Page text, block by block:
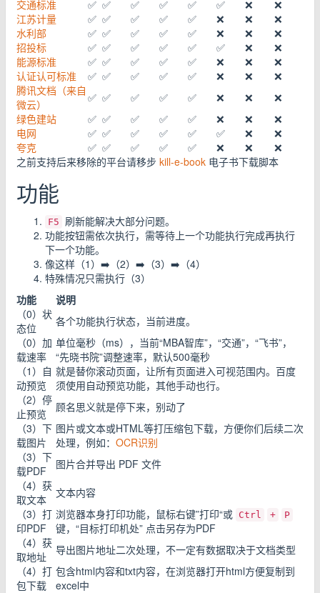
交通标准 ✅ ✅ ✅ ✅ ✅ ✅ ❌
❌
江苏计量
✅ ✅ ✅ ✅ ✅ ❌ ❌
❌
水利部
✅ ✅ ✅ ✅ ✅ ❌ ❌
❌
招投标
✅ ✅ ✅ ✅ ✅ ✅ ❌
❌
能源标准
✅ ✅ ✅ ✅ ✅ ❌ ❌
❌
认证认可标准
✅ ✅ ✅ ✅ ✅ ❌ ❌
❌
腾讯文档（来自
微云）
✅ ✅ ✅ ✅ ✅ ❌ ❌
❌
绿色建站
✅ ✅ ✅ ✅ ✅ ❌ ❌
❌
电网
✅ ✅ ✅ ✅ ✅ ✅ ❌
❌
夸克
✅ ✅ ✅ ✅ ✅ ❌ ❌
❌
之前支持后来移除的平台请移步 kill-e-book 电子书下载脚本
功能
F5
刷新能解决大部分问题。
功能按钮需依次执行，需等待上一个功能执行完成再执行
下一个功能。
像这样（1）➡️（2）➡️（3）➡️（4）
特殊情况只需执行（3）
功能
说明
（0）状
态位
各个功能执行状态，当前进度。
（0）加
载速率
单位毫秒（ms），当前“MBA智库”，“交通”，“飞书”，
“先晓书院”调整速率，默认500毫秒
（1）自
动预览
就是替你滚动页面，让所有页面进入可视范围内。百度
须使用自动预览功能，其他手动也行。
（2）停
止预览
顾名思义就是停下来，别动了
（3）下
载图片
图片或文本或HTML等打压缩包下载，方便你们后续二次
处理，例如： OCR识别
（3）下
载PDF
图片合并导出 PDF 文件
（4）获
取文本
文本内容
（3）打
印PDF
浏览器本身打印功能，鼠标右键”打印“或 Ctrl + P
键，“目标打印机处” 点击另存为PDF
（4）获
取地址
导出图片地址二次处理，不一定有数据取决于文档类型
（4）打
包下载
包含html内容和txt内容，在浏览器打开html方便复制到
excel中